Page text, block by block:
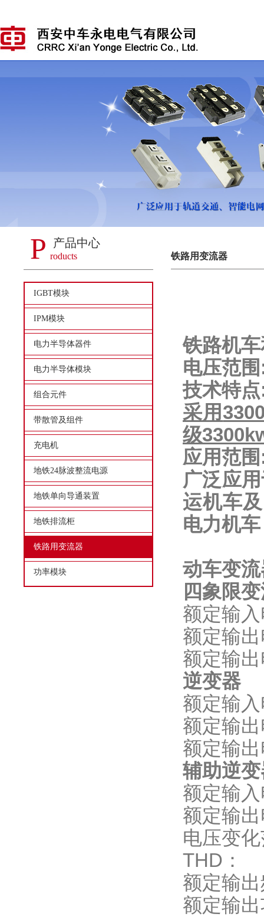
P 产品中心
roducts
IGBT模块
IPM模块
电力半导体器件
电力半导体模块
组合元件
带散管及组件
充电机
地铁24脉波整流电源
地铁单向导通装置
地铁排流柜
铁路用变流器
功率模块
铁路用变流器
铁路机
电压范围
技术特点
采用
级
应用范围
广泛应
运机车及
电力机
动车变
四象限
额定输
额定输
额定
逆变器
额定
额定
额定
辅助逆
额定
额定输
电压
额定
额定